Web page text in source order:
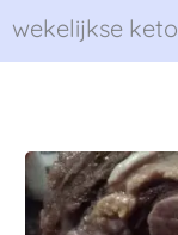
wekelijkse